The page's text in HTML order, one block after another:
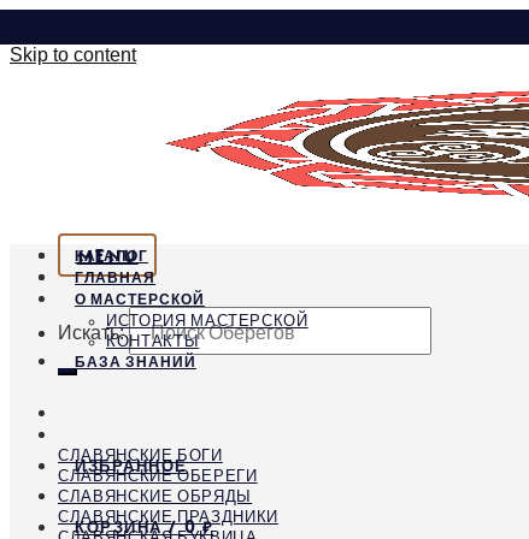
Skip to content
MENU
Искать:
ИЗБРАННОЕ
КОРЗИНА /0₽
КАТАЛОГ
ГЛАВНАЯ
О МАСТЕРСКОЙ
ИСТОРИЯ МАСТЕРСКОЙ
КОНТАКТЫ
БАЗА ЗНАНИЙ
СЛАВЯНСКИЕ БОГИ
СЛАВЯНСКИЕ ОБЕРЕГИ
СЛАВЯНСКИЕ ОБРЯДЫ
СЛАВЯНСКИЕ ПРАЗДНИКИ